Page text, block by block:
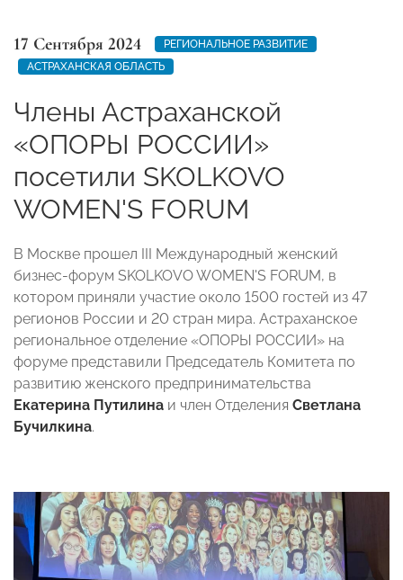
17 Сентября 2024
РЕГИОНАЛЬНОЕ РАЗВИТИЕ
АСТРАХАНСКАЯ ОБЛАСТЬ
Члены Астраханской
«ОПОРЫ РОССИИ»
посетили SKOLKOVO
WOMEN'S FORUM
В Москве прошел III Международный женский
бизнес-форум SKOLKOVO WOMEN'S FORUM, в
котором приняли участие около 1500 гостей из 47
регионов России и 20 стран мира. Астраханское
региональное отделение «ОПОРЫ РОССИИ» на
форуме представили Председатель Комитета по
развитию женского предпринимательства
Екатерина Путилина и член Отделения Светлана
Бучилкина.